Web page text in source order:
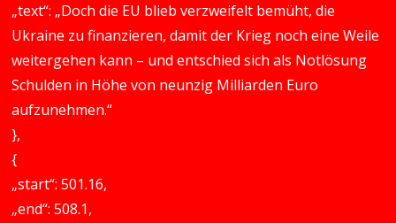
„text“: „Doch die EU blieb verzweifelt bemüht, die
Ukraine zu finanzieren, damit der Krieg noch eine Weile
weitergehen kann – und entschied sich als Notlösung
Schulden in Höhe von neunzig Milliarden Euro
aufzunehmen.“
},
{
„start“: 501.16,
„end“: 508.1,